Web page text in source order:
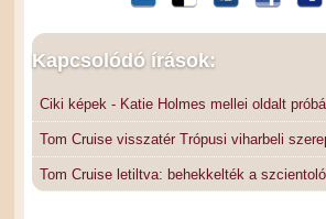
Kapcsolódó írások:
Ciki képek - Katie Holmes mellei oldalt
Tom Cruise visszatér Trópusi viharbeli
Tom Cruise letiltva: behekkelték a